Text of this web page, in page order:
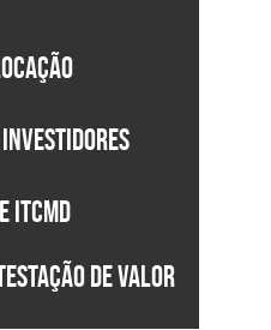
ITCMD
DE VALOR